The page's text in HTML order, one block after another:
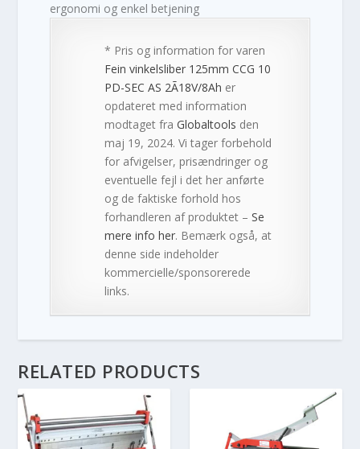
ergonomi og enkel betjening
* Pris og information for varen
Fein vinkelsliber 125mm CCG 10
PD-SEC AS 2Ã18V/8Ah er
opdateret med information
modtaget fraGlobaltools den
maj 19, 2024. Vi tager forbehold
for afvigelser, prisændringer og
eventuelle fejl i det her anførte
og de faktiske forhold hos
forhandleren af produktet –Se
mere info her. Bemærk også, at
denne side indeholder
kommercielle/sponsorerede
links.
RELATED PRODUCTS